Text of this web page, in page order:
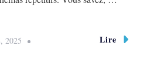
2025 Lire